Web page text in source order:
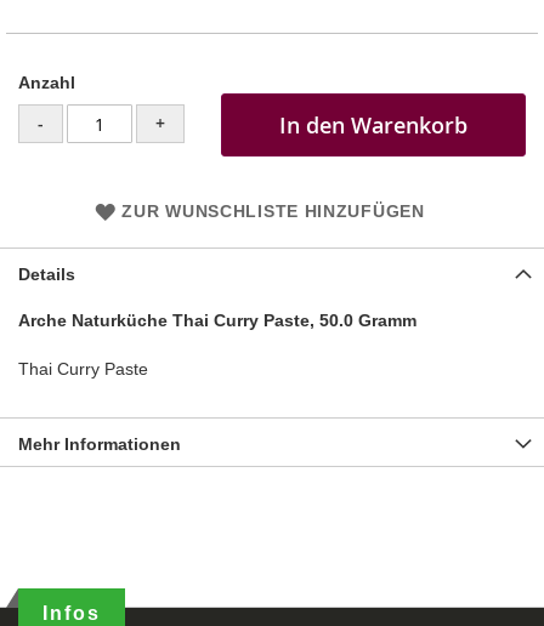
Anzahl
- + In den Warenkorb
ZUR WUNSCHLISTE HINZUFÜGEN
Details
Arche Naturküche Thai Curry Paste, 50.0 Gramm
Thai Curry Paste
Mehr Informationen
Infos